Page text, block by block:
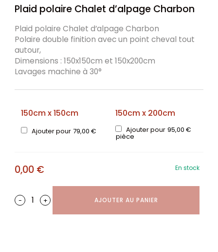
Plaid polaire Chalet d’alpage Charbon
Plaid polaire Chalet d’alpage Charbon
Polaire double finition avec un point cheval tout
autour,
Dimensions : 150x150cm et 150x200cm
Lavages machine à 30°
150cm x 150cm
Ajouter pour 79,00€
150cm x 200cm
Ajouter pour 95,00€
pièce
0,00 € En stock
- + AJOUTER AU PANIER